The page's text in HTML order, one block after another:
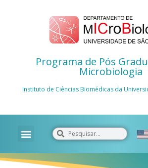
Programa de Pós
Microbiologia
Instituto de Ciências Biomédicas da